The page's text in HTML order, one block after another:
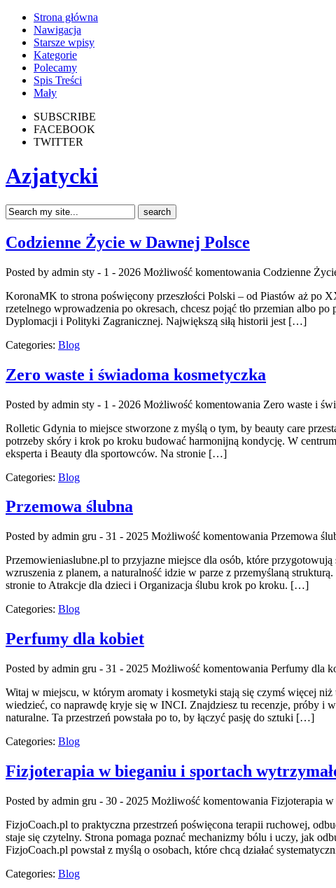
Strona główna
Nawigacja
Starsze wpisy
Kategorie
Polecamy
Spis Treści
Mały
SUBSCRIBE
FACEBOOK
TWITTER
Azjatycki
Codzienne Życie w Dawnej Polsce
Posted by admin sty - 1 - 2026 Możliwość komentowania Codzienne
KoronaMK to strona poświęcony przeszłości Polski – od Piastów aż po
rzetelnego wprowadzenia po okresach, chcesz pojąć tło przemian albo
Dyplomacji i Polityki Zagranicznej. Największą siłą historii jest […]
Categories: Blog
Zero waste i świadoma kosmetyczka
Posted by admin sty - 1 - 2026 Możliwość komentowania Zero waste i
Rolletic Gdynia to miejsce stworzone z myślą o tym, by beauty care
potrzeby skóry i krok po kroku budować harmonijną kondycję. W
eksperta i Beauty dla sportowców. Na stronie […]
Categories: Blog
Przemowa ślubna
Posted by admin gru - 31 - 2025 Możliwość komentowania Przemowa
Przemowieniaslubne.pl to przyjazne miejsce dla osób, które
wzruszenia z planem, a naturalność idzie w parze z przemyślaną
stronie to Atrakcje dla dzieci i Organizacja ślubu krok po kroku. […]
Categories: Blog
Perfumy dla kobiet
Posted by admin gru - 31 - 2025 Możliwość komentowania Perfumy dla
Witaj w miejscu, w którym aromaty i kosmetyki stają się czymś więcej
wiedzieć, co naprawdę kryje się w INCI. Znajdziesz tu recenzje, próby i
naturalne. Ta przestrzeń powstała po to, by łączyć pasję do sztuki […]
Categories: Blog
Fizjoterapia w bieganiu i sportach
Posted by admin gru - 30 - 2025 Możliwość komentowania Fizjoterapia w
FizjoCoach.pl to praktyczna przestrzeń poświęcona terapii ruchowej,
staje się czytelny. Strona pomaga poznać mechanizmy bólu i uczy, jak
FizjoCoach.pl powstał z myślą o osobach, które chcą działać
Categories: Blog